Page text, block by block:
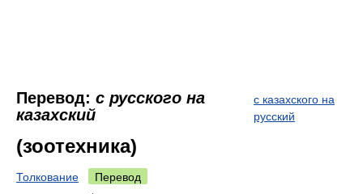
Перевод: с русского на
казахский
с казахского на
русский
(зоотехника)
Толкование Перевод